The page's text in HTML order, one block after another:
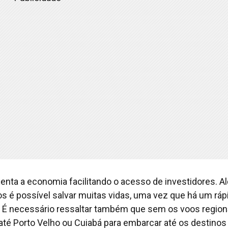
a economia facilitando o acesso de investidores.
é possível salvar muitas vidas, uma vez que há um
necessário ressaltar também que sem os voos
Porto Velho ou Cuiabá para embarcar até os destinos